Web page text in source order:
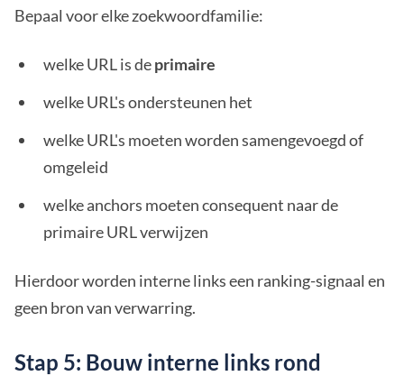
Bepaal voor elke zoekwoordfamilie:
welke URL is deprimaire
welke URL's ondersteunen het
welke URL's moeten worden samengevoegd of
omgeleid
welke anchors moeten consequent naar de
primaire URL verwijzen
Hierdoor worden interne links een ranking-signaal en
geen bron van verwarring.
Stap 5: Bouw interne links rond